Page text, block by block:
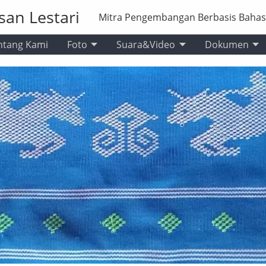
Lestari Mitra Pengembangan Berbasis
Kami Foto Suara&Video Dokumen